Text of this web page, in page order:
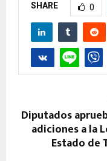
SHARE 0
Diputados
adiciones a la
Estado de